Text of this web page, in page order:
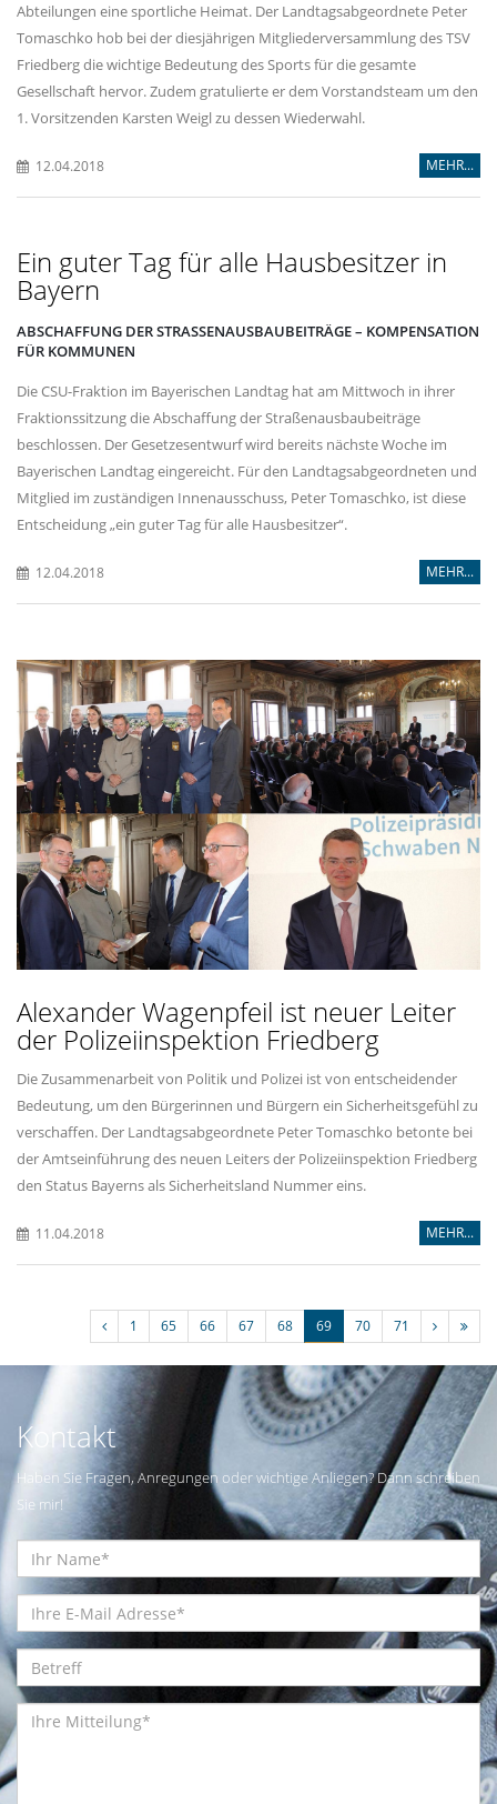
Abteilungen eine sportliche Heimat. Der Landtagsabgeordnete Peter
Tomaschko hob bei der diesjährigen Mitgliederversammlung des TSV
Friedberg die wichtige Bedeutung des Sports für die gesamte
Gesellschaft hervor. Zudem gratulierte er dem Vorstandsteam um den
1. Vorsitzenden Karsten Weigl zu dessen Wiederwahl.
12.04.2018 MEHR...
Ein guter Tag für alle Hausbesitzer in
Bayern
ABSCHAFFUNG DER STRASSENAUSBAUBEITRÄGE – KOMPENSATION F
ÜR KOMMUNEN
Die CSU-Fraktion im Bayerischen Landtag hat am Mittwoch in ihrer
Fraktionssitzung die Abschaffung der Straßenausbaubeiträge
beschlossen. Der Gesetzesentwurf wird bereits nächste Woche im
Bayerischen Landtag eingereicht. Für den Landtagsabgeordneten und
Mitglied im zuständigen Innenausschuss, Peter Tomaschko, ist diese
Entscheidung „ein guter Tag für alle Hausbesitzer“.
12.04.2018 MEHR...
Alexander Wagenpfeil ist neuer Leiter
der Polizeiinspektion Friedberg
Die Zusammenarbeit von Politik und Polizei ist von entscheidender
Bedeutung, um den Bürgerinnen und Bürgern ein Sicherheitsgefühl zu
verschaffen. Der Landtagsabgeordnete Peter Tomaschko betonte bei
der Amtseinführung des neuen Leiters der Polizeiinspektion Friedberg
den Status Bayerns als Sicherheitsland Nummer eins.
11.04.2018 MEHR...
1 65 66 67 68 69 70 71
Kontakt
Haben Sie Fragen, Anregungen oder wichtige Anliegen? Dann schreiben
Sie mir!